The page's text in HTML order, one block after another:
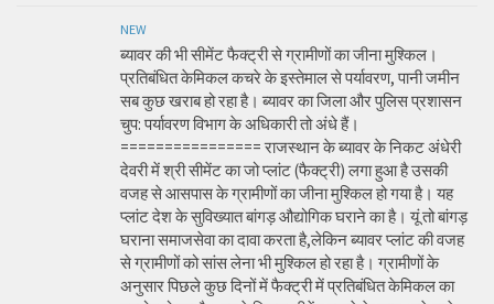
NEW
ब्यावर की भी सीमेंट फैक्ट्री से ग्रामीणों का जीना मुश्किल।
प्रतिबंधित केमिकल कचरे के इस्तेमाल से पर्यावरण, पानी जमीन
सब कुछ खराब हो रहा है। ब्यावर का जिला और पुलिस प्रशासन
चुप: पर्यावरण विभाग के अधिकारी तो अंधे हैं।
================ राजस्थान के ब्यावर के निकट अंधेरी
देवरी में श्री सीमेंट का जो प्लांट (फैक्ट्री) लगा हुआ है उसकी
वजह से आसपास के ग्रामीणों का जीना मुश्किल हो गया है। यह
प्लांट देश के सुविख्यात बांगड़ औद्योगिक घराने का है। यूं तो बांगड़
घराना समाजसेवा का दावा करता है,लेकिन ब्यावर प्लांट की वजह
से ग्रामीणों को सांस लेना भी मुश्किल हो रहा है। ग्रामीणों के
अनुसार पिछले कुछ दिनों में फैक्ट्री में प्रतिबंधित केमिकल का